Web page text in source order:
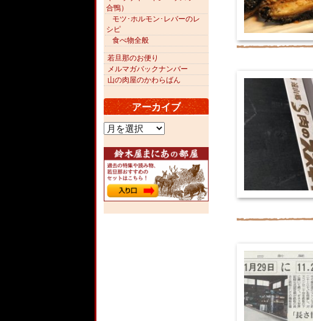
合鴨）
モツ･ホルモン･レバーのレ
シピ
食べ物全般
若旦那のお便り
メルマガバックナンバー
山の肉屋のかわらばん
アーカイブ
ア
ー
カ
イ
ブ